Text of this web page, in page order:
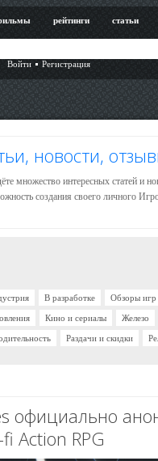
рейтинги статьи
Войти
Регистрация
новости,
множество интересных статей и
создания своего личного
В разработке Обзоры игр
Кино и сериалы Железо
Раздачи и скидки
официально
Action RPG